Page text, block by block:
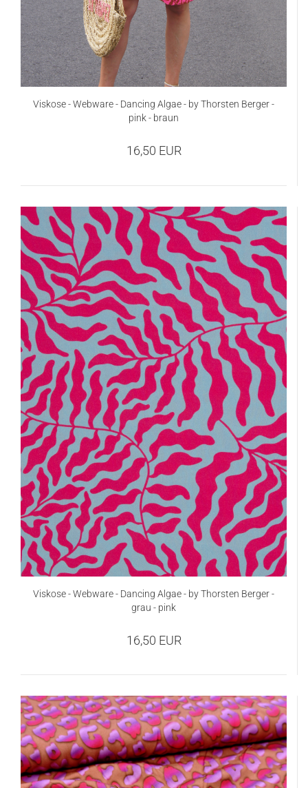
Viskose - Webware - Dancing Algae - by Thorsten Berger -
pink - braun
16,50 EUR
Viskose - Webware - Dancing Algae - by Thorsten Berger -
grau - pink
16,50 EUR